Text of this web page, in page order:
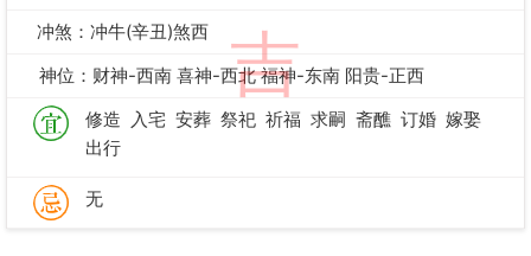
吉
冲煞：冲牛(辛丑)煞西
神位：财神-西南 喜神-西北 福神-东南 阳贵-正西
修造
入宅 安葬 祭祀 祈福 求嗣 斋醮 订婚 嫁娶
出行
无